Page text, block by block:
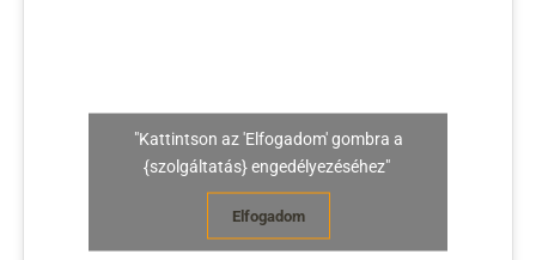
"Kattintson az 'Elfogadom' gombra a
{szolgáltatás} engedélyezéséhez"
Elfogadom